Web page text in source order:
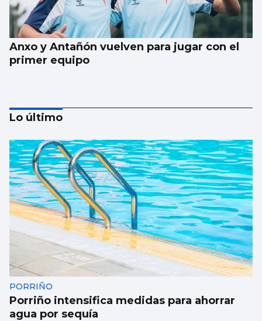
Anxo y Antañón vuelven para jugar con el
primer equipo
Tres goles de Hugo González en 3:29 de
partido pero en tan solo 1:35 de juego real
Lo último
PORRIÑO
Porriño intensifica medidas para ahorrar
agua por sequía